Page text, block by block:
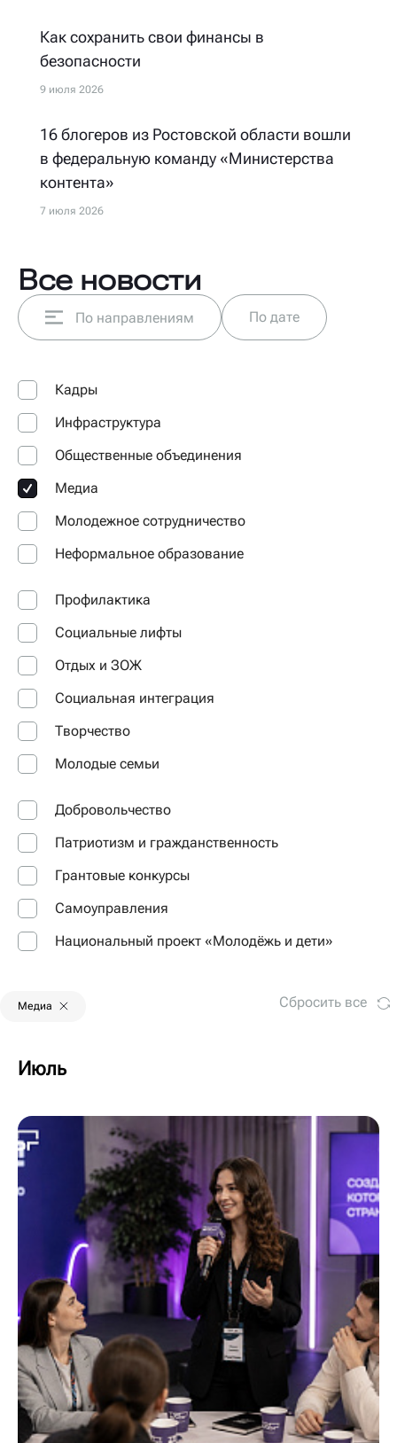
Как сохранить свои финансы в
безопасности
9 июля 2026
16 блогеров из Ростовской области вошли
в федеральную команду «Министерства
контента»
7 июля 2026
Все новости
По направлениям По дате
Кадры
Инфраструктура
Общественные объединения
Медиа
Молодежное сотрудничество
Неформальное образование
Профилактика
Социальные лифты
Отдых и ЗОЖ
Социальная интеграция
Творчество
Молодые семьи
Добровольчество
Патриотизм и гражданственность
Грантовые конкурсы
Самоуправления
Национальный проект «Молодёжь и дети»
Медиа Сбросить все
Июль